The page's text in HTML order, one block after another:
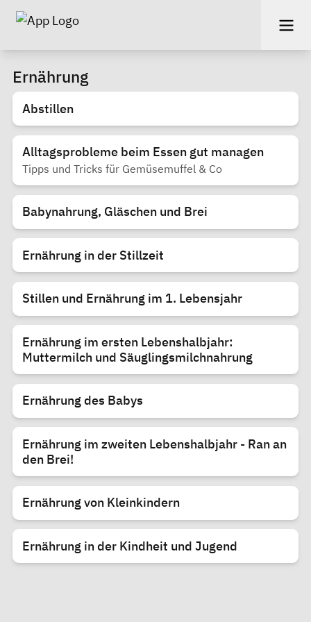
Ernährung
Abstillen
Alltagsprobleme beim Essen gut managen
Tipps und Tricks für Gemüsemuffel & Co
Babynahrung, Gläschen und Brei
Ernährung in der Stillzeit
Stillen und Ernährung im 1. Lebensjahr
Ernährung im ersten Lebenshalbjahr:
Muttermilch und Säuglingsmilchnahrung
Ernährung des Babys
Ernährung im zweiten Lebenshalbjahr - Ran an
den Brei!
Ernährung von Kleinkindern
Ernährung in der Kindheit und Jugend